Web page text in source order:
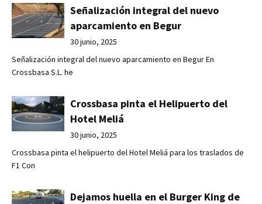
Señalización integral del nuevo
aparcamiento en Begur
30 junio, 2025
Señalización integral del nuevo aparcamiento en Begur En
Crossbasa S.L. he
Crossbasa pinta el Helipuerto del
Hotel Meliá
30 junio, 2025
Crossbasa pinta el helipuerto del Hotel Meliá para los traslados de
F1 Con
Dejamos huella en el Burger King de